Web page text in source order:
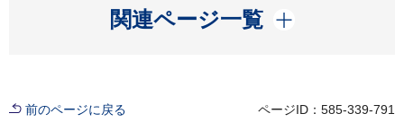
関連ページ一覧
開く
前のページに戻る ページID：585-339-791